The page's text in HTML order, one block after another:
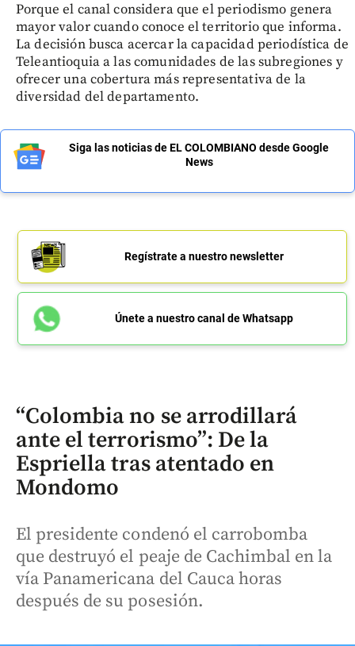
Porque el canal considera que el periodismo genera
mayor valor cuando conoce el territorio que informa.
La decisión busca acercar la capacidad periodística de
Teleantioquia a las comunidades de las subregiones y
ofrecer una cobertura más representativa de la
diversidad del departamento.
Siga las noticias de EL COLOMBIANO desde Google
News
Regístrate a nuestro newsletter
Únete a nuestro canal de Whatsapp
“Colombia no se arrodillará
ante el terrorismo”: De la
Espriella tras atentado en
Mondomo
El presidente condenó el carrobomba
que destruyó el peaje de Cachimbal en la
vía Panamericana del Cauca horas
después de su posesión.